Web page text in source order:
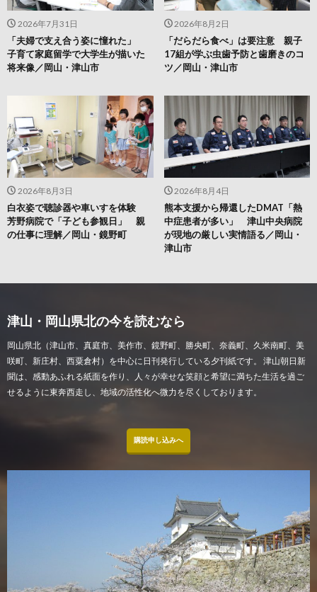
2026年8月4日
熊本支援から帰還したDMAT「熱
中症患者が多い」 津山中央病院
が現地の厳しい実情語る／岡山・
津山市
2026年8月3日
白衣姿で聴診器や車いすを体験
芳野病院で「子ども参観日」 親
の仕事に理解／岡山・鏡野町
2026年8月2日
「だらだら食べ」は要注意 親子
17組が学ぶ虫歯予防と歯磨きのコ
ツ／岡山・津山市
2026年7月31日
「夫婦で支え合う姿に憧れた」
子育て家庭留学で大学生が描いた
将来像／岡山・津山市
津山・岡山県北の今を読むなら
岡山県北（津山市、真庭市、美作市、鏡野町、勝央町、奈義町、久米南町、美
咲町、新庄村、西粟倉村）を中心に日刊発行している夕刊紙です。 津山朝日新
聞は、感動あふれる紙面を作り、人々が幸せな笑顔と希望に満ちた生活を過ご
せるように東奔西走し、地域の活性化へ微力を尽くしております。
購読申し込みへ